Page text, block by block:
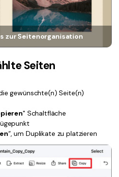
zur Seitenorganisation
Seiten
gewünschte(n) Seite(n)
" Schaltfläche
“, um Duplikate zu platzieren